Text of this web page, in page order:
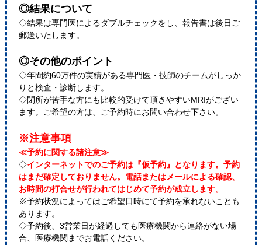
◎結果について
◇結果は専門医によるダブルチェックをし、報告書は後日ご
郵送いたします。
◎その他のポイント
◇年間約60万件の実績がある専門医・技師のチームがしっか
りと検査・診断します。
◇閉所が苦手な方にも比較的受けて頂きやすいMRIがござい
ます。ご希望の方は、ご予約時にお問い合わせ下さい。
※注意事項
≪予約に関する諸注意≫
◇インターネットでのご予約は『仮予約』となります。予約
はまだ確定しておりません。電話またはメールによる確認、
お時間の打合せが行われてはじめて予約が成立します。
※予約状況によってはご希望日時にて予約を承れないことも
あります。
◇予約後、3営業日が経過しても医療機関から連絡がない場
合、医療機関までお電話ください。